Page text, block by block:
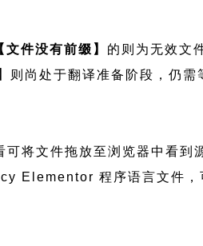
文件没有前缀】 的则为无效文
则尚处于翻译准备阶段，仍
将文件拖放至浏览器中看到
程序语言文件，